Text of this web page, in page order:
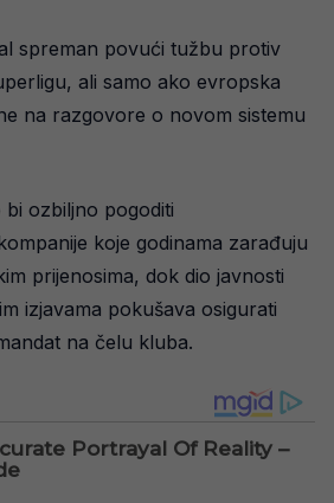
spreman povući tužbu protiv
ali samo ako evropska
na razgovore o novom sistemu
ozbiljno pogoditi
koje godinama zarađuju
prijenosima, dok dio javnosti
izjavama pokušava osigurati
na čelu kluba.